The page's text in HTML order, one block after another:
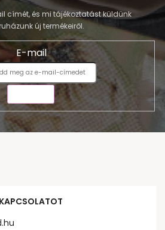
címét, és mi tájékoztatást küldünk
új termékeiről.
E-mail